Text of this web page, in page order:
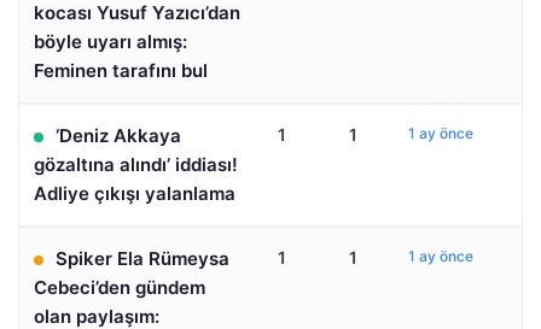
kocası Yusuf Yazıcı’dan
böyle uyarı almış:
Feminen tarafını bul
‘Deniz Akkaya
gözaltına alındı’ iddiası!
Adliye çıkışı yalanlama
1 1 1 ay önce
Spiker Ela Rümeysa
Cebeci’den gündem
olan paylaşım:
1 1 1 ay önce